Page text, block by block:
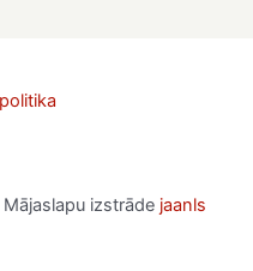
izstrāde jaanls